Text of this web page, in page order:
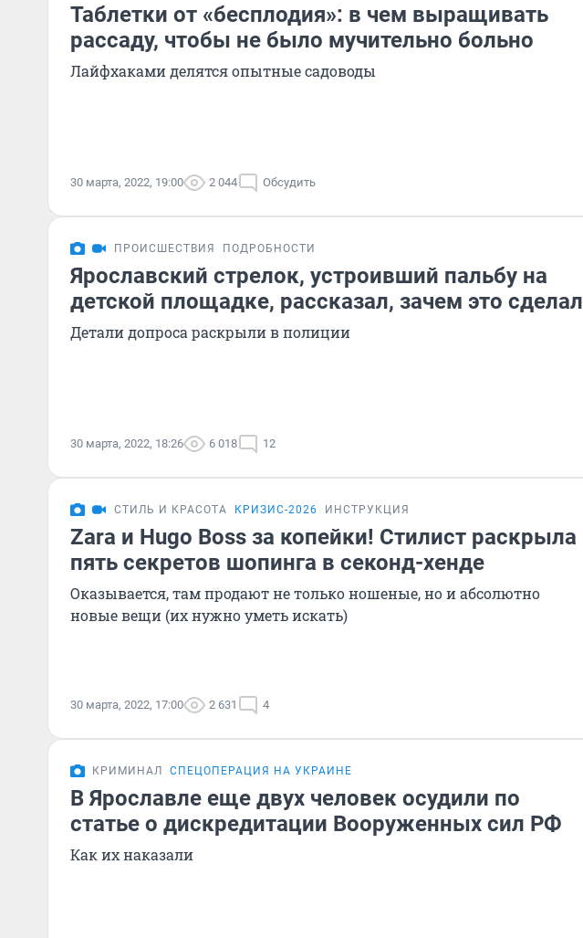
Таблетки от «бесплодия»: в чем выращивать
рассаду, чтобы не было мучительно больно
Лайфхаками делятся опытные садоводы
30 марта, 2022, 19:00 2 044 Обсудить
ПРОИСШЕСТВИЯ ПОДРОБНОСТИ
Ярославский стрелок, устроивший пальбу на
детской площадке, рассказал, зачем это сделал
Детали допроса раскрыли в полиции
30 марта, 2022, 18:26 6 018 12
СТИЛЬ И КРАСОТА КРИЗИС-2026 ИНСТРУКЦИЯ
Zara и Hugo Boss за копейки! Стилист раскрыла
пять секретов шопинга в секонд-хенде
Оказывается, там продают не только ношеные, но и абсолютно
новые вещи (их нужно уметь искать)
30 марта, 2022, 17:00 2 631 4
КРИМИНАЛ СПЕЦОПЕРАЦИЯ НА УКРАИНЕ
В Ярославле еще двух человек осудили по
статье о дискредитации Вооруженных сил РФ
Как их наказали